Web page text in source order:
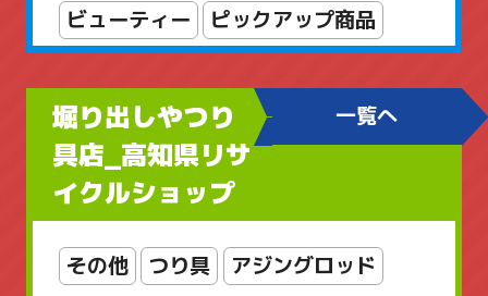
ビューティー ピックアップ商品
ブローチ ヘルスケア
レディースアクセサリー
レディースバッグ 京商 工芸品
堀り出しやつり
具店_高知県リサ
イクルショップ
一覧へ
その他 つり具 アジングロッド